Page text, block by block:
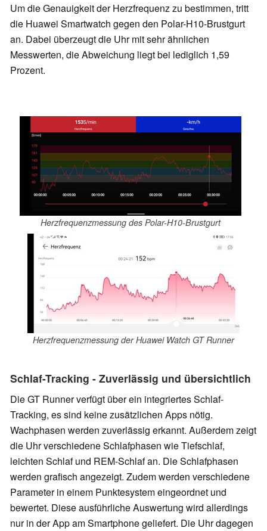
Um die Genauigkeit der Herzfrequenz zu bestimmen, tritt
die Huawei Smartwatch gegen den Polar-H10-Brustgurt
an. Dabei überzeugt die Uhr mit sehr ähnlichen
Messwerten, die Abweichung liegt bei lediglich 1,59
Prozent.
Herzfrequenzmessung des Polar-H10-Brustgurt
Herzfrequenzmessung der Huawei Watch GT Runner
Schlaf-Tracking - Zuverlässig und übersichtlich
Die GT Runner verfügt über ein integriertes Schlaf-
Tracking, es sind keine zusätzlichen Apps nötig.
Wachphasen werden zuverlässig erkannt. Außerdem zeigt
die Uhr verschiedene Schlafphasen wie Tiefschlaf,
leichten Schlaf und REM-Schlaf an. Die Schlafphasen
werden grafisch angezeigt. Zudem werden verschiedene
Parameter in einem Punktesystem eingeordnet und
bewertet. Diese ausführliche Auswertung wird allerdings
nur in der App am Smartphone geliefert. Die Uhr dagegen